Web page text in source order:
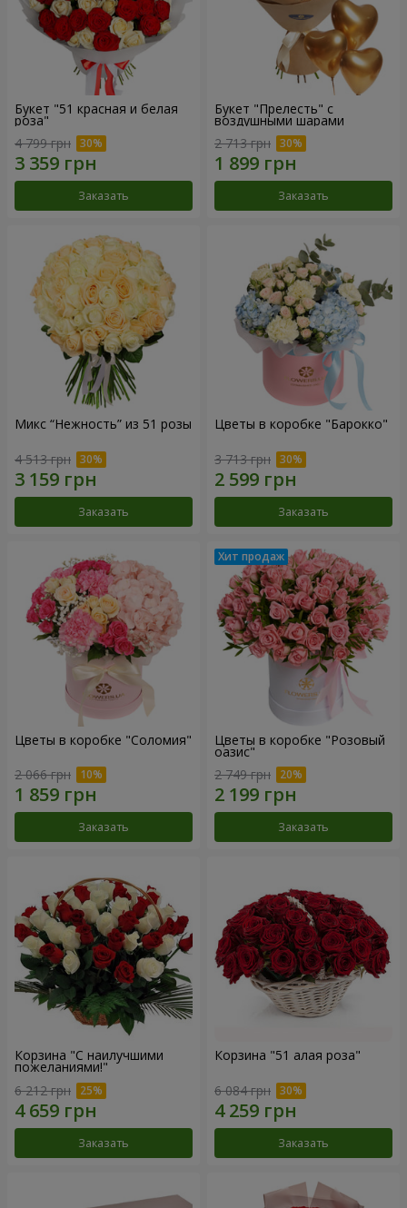
Букет "51 красная и белая
роза"
4 799 грн
Заказать
Букет "Прелесть" с
воздушными шарами
2 713 грн
Заказать
Микс “Нежность” из 51 розы
4 513 грн
Заказать
Цветы в коробке "Барокко"
3 713 грн
Заказать
Цветы в коробке "Соломия"
2 066 грн
Заказать
Цветы в коробке "Розовый
оазис"
2 749 грн
Заказать
Корзина "С наилучшими
пожеланиями!"
6 212 грн
Заказать
Корзина "51 алая роза"
6 084 грн
Заказать